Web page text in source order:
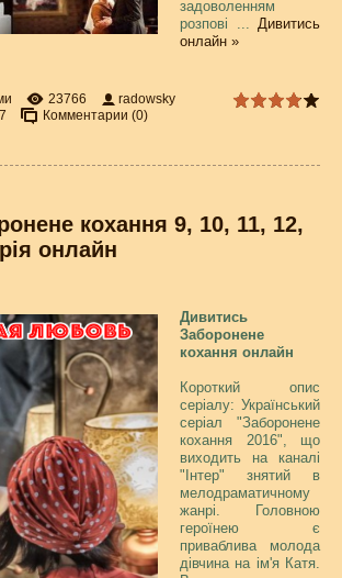
задоволенням
розпові ... Дивитись
онлайн »
23766
radowsky
Комментарии (0)
кохання 9, 10, 11, 12,
онлайн
Дивитись
Заборонене
кохання онлайн
Короткий опис
серіалу: Український
серіал "Заборонене
кохання 2016", що
виходить на каналі
"Інтер" знятий в
мелодраматичному
жанрі. Головною
героїнею є
приваблива молода
дівчина на ім'я Катя.